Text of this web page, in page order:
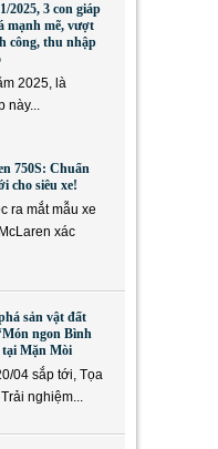
2025, 3 con giáp
mạnh mẽ, vượt
công, thu nhập
2025, là
này...
750S: Chuẩn
cho siêu xe!
ra mắt mẫu xe
xác
sản vật đất
ngon Bình
tại Mặn Mòi
04 sắp tới, Tọa
nghiệm...